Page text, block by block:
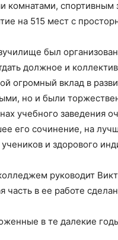
комнатами, спортивным
на 515 мест с
был
должное и
огромный вклад в
но и были
учебного заведения
его сочинение, на
и здорового
руководит
часть в ее работе
в те далекие